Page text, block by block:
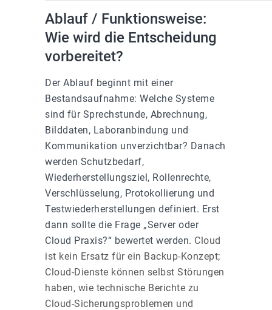
Ablauf / Funktionsweise:
Wie wird die Entscheidung
vorbereitet?
Der Ablauf beginnt mit einer
Bestandsaufnahme: Welche Systeme
sind für Sprechstunde, Abrechnung,
Bilddaten, Laboranbindung und
Kommunikation unverzichtbar? Danach
werden Schutzbedarf,
Wiederherstellungsziel, Rollenrechte,
Verschlüsselung, Protokollierung und
Testwiederherstellungen definiert. Erst
dann sollte die Frage „Server oder
Cloud Praxis?“ bewertet werden. Cloud
ist kein Ersatz für ein Backup-Konzept;
Cloud-Dienste können selbst Störungen
haben, wie technische Berichte zu
Cloud-Sicherungsproblemen und